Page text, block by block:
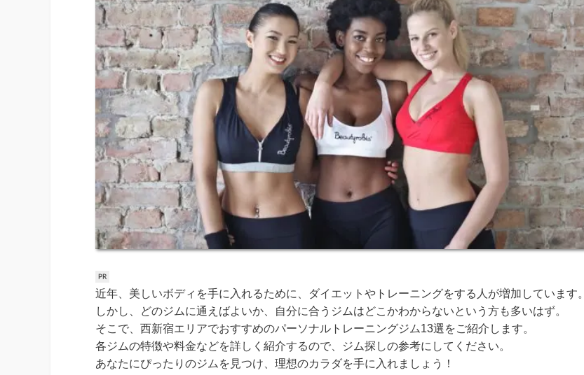
近年、美しいボディを手に入れるために、ダイエットやトレーニングをする人が増加しています。
しかし、どのジムに通えばよいか、自分に合うジムはどこかわからないという方も多いはず。
そこで、西新宿エリアでおすすめのパーソナルトレーニングジム13選をご紹介します。
各ジムの特徴や料金などを詳しく紹介するので、ジム探しの参考にしてください。
あなたにぴったりのジムを見つけ、理想のカラダを手に入れましょう！